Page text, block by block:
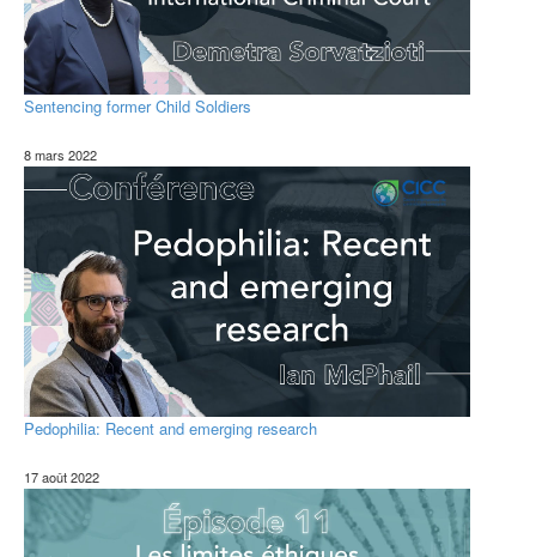
Sentencing former Child Soldiers
8 mars 2022
Pedophilia: Recent and emerging research
17 août 2022